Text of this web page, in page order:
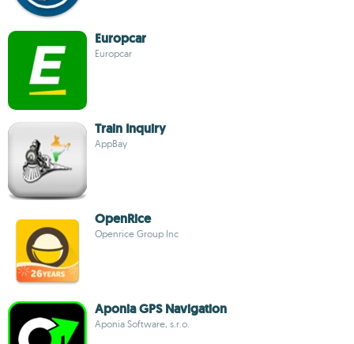
Europcar
Europcar
Train Inquiry
AppBay
OpenRice
Openrice Group Inc
Aponia GPS Navigation
Aponia Software, s.r.o.